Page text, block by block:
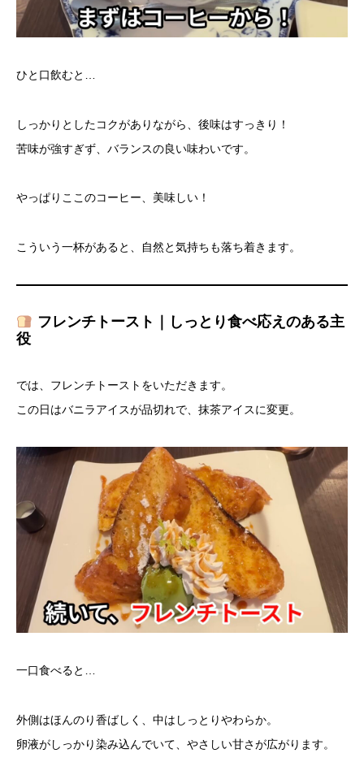
ひと口飲むと…
しっかりとしたコクがありながら、後味はすっきり！
苦味が強すぎず、バランスの良い味わいです。
やっぱりここのコーヒー、美味しい！
こういう一杯があると、自然と気持ちも落ち着きます。
フレンチトースト｜しっとり食べ応えのある主
役
では、フレンチトーストをいただきます。
この日はバニラアイスが品切れで、抹茶アイスに変更。
一口食べると…
外側はほんのり香ばしく、中はしっとりやわらか。
卵液がしっかり染み込んでいて、やさしい甘さが広がります。